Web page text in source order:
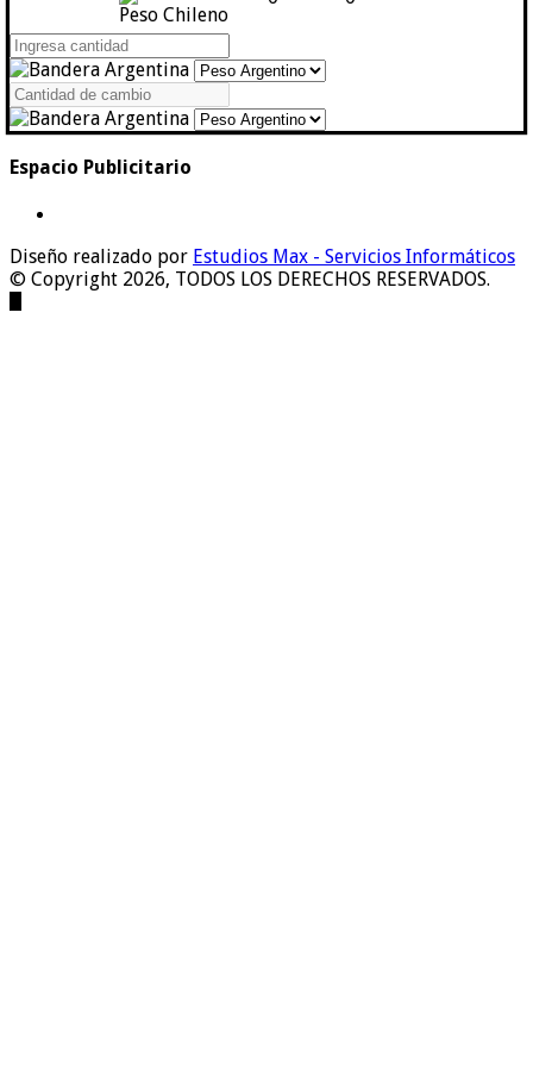
Peso Chileno
Espacio Publicitario
Diseño realizado por Estudios Max - Servicios Informáticos
© Copyright 2026, TODOS LOS DERECHOS RESERVADOS.